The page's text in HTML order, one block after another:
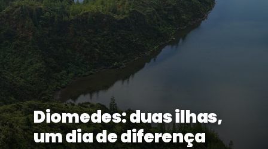
Diomedes: duas ilhas,
um dia de diferença